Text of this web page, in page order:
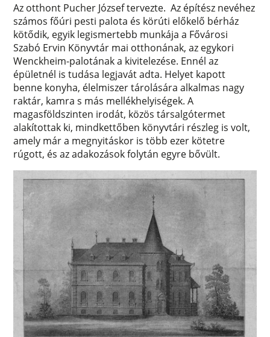
Az otthont Pucher József tervezte. Az építész nevéhez
számos főúri pesti palota és körúti előkelő bérház
kötődik, egyik legismertebb munkája a Fővárosi
Szabó Ervin Könyvtár mai otthonának, az egykori
Wenckheim-palotának a kivitelezése. Ennél az
épületnél is tudása legjavát adta. Helyet kapott
benne konyha, élelmiszer tárolására alkalmas nagy
raktár, kamra s más mellékhelyiségek. A
magasföldszinten irodát, közös társalgótermet
alakítottak ki, mindkettőben könyvtári részleg is volt,
amely már a megnyitáskor is több ezer kötetre
rúgott, és az adakozások folytán egyre bővült.